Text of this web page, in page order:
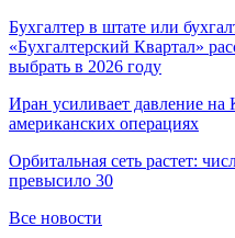
Бухгалтер в штате или
«Бухгалтерский Квартал»
выбрать в 2026 году
Иран усиливает давление на
американских операциях
Орбитальная сеть растет:
превысило 30
Все новости